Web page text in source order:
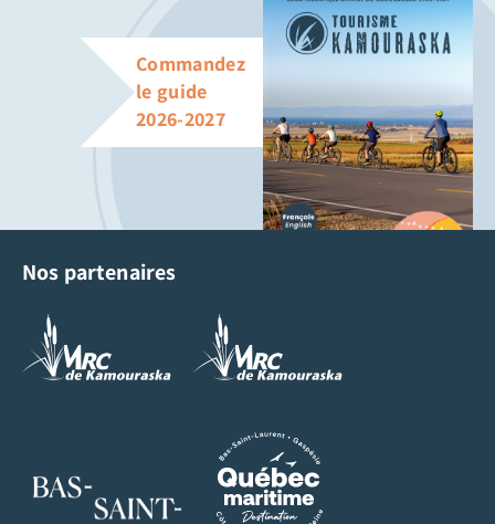
Commandez
le guide
2026-2027
Nos partenaires